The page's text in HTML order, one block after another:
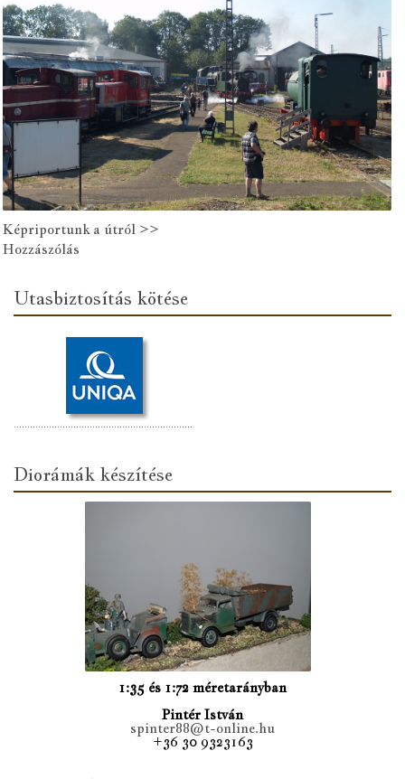
Képriportunk a útról >>
Hozzászólás
Utasbiztosítás kötése
Diorámák készítése
1:35 és 1:72 méretarányban
Pintér István
spinter88@t-online.hu
+36 30 9323163